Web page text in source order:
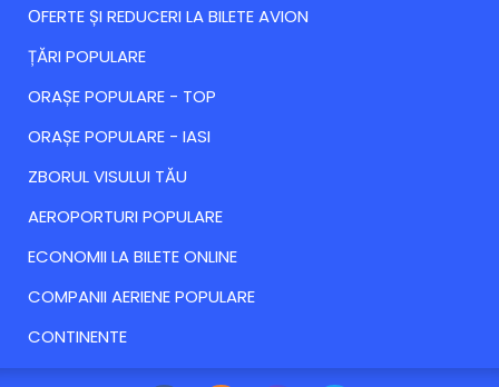
ОFERTE ȘI REDUCERI LA BILETE AVION
ȚĂRI POPULARE
ORAȘE POPULARE - TOP
ORAȘE POPULARE - IASI
ZBORUL VISULUI TĂU
AEROPORTURI POPULARE
ECONOMII LA BILETE ONLINE
COMPANII AERIENE POPULARE
CONTINENTE